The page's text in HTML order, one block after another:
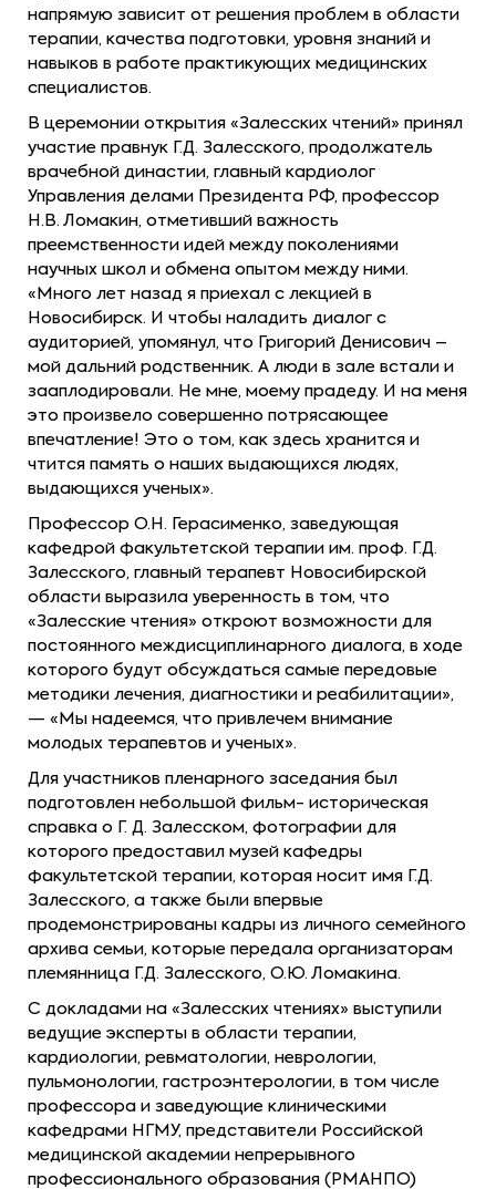
напрямую зависит от решения проблем в области
терапии, качества подготовки, уровня знаний и
навыков в работе практикующих медицинских
специалистов.
В церемонии открытия «Залесских чтений» принял
участие правнук Г.Д. Залесского, продолжатель
врачебной династии, главный кардиолог
Управления делами Президента РФ, профессор
Н.В. Ломакин, отметивший важность
преемственности идей между поколениями
научных школ и обмена опытом между ними.
«Много лет назад я приехал с лекцией в
Новосибирск. И чтобы наладить диалог с
аудиторией, упомянул, что Григорий Денисович –
мой дальний родственник. А люди в зале встали и
зааплодировали. Не мне, моему прадеду. И на меня
это произвело совершенно потрясающее
впечатление! Это о том, как здесь хранится и
чтится память о наших выдающихся людях,
выдающихся ученых».
Профессор О.Н. Герасименко, заведующая
кафедрой факультетской терапии им. проф. Г.Д.
Залесского, главный терапевт Новосибирской
области выразила уверенность в том, что
«Залесские чтения» откроют возможности для
постоянного междисциплинарного диалога, в ходе
которого будут обсуждаться самые передовые
методики лечения, диагностики и реабилитации»,
— «Мы надеемся, что привлечем внимание
молодых терапевтов и ученых».
Для участников пленарного заседания был
подготовлен небольшой фильм- историческая
справка о Г. Д. Залесском, фотографии для
которого предоставил музей кафедры
факультетской терапии, которая носит имя Г.Д.
Залесского, а также были впервые
продемонстрированы кадры из личного семейного
архива семьи, которые передала организаторам
племянница Г.Д. Залесского, О.Ю. Ломакина.
С докладами на «Залесских чтениях» выступили
ведущие эксперты в области терапии,
кардиологии, ревматологии, неврологии,
пульмонологии, гастроэнтерологии, в том числе
профессора и заведующие клиническими
кафедрами НГМУ, представители Российской
медицинской академии непрерывного
профессионального образования (РМАНПО)